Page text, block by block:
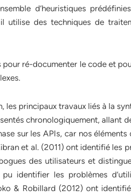
d’heuristiques
utilise des techniques de
ré-documenter le code et
les principaux travaux liés à la
chronologiquement, allant
sur les APIs, car nos
et al. (2011) ont identifié les
des utilisateurs et
identifier les problèmes
& Robillard (2012) ont